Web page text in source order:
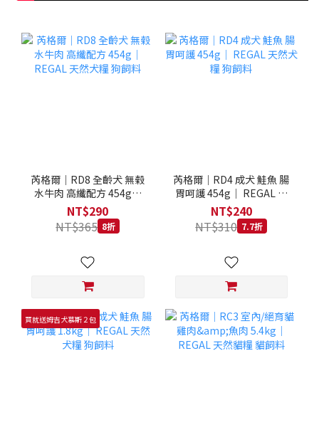
芮格爾｜RD8 全齡犬 無榖
水牛肉 高纖配方 454g｜
REGAL 天然犬糧 狗飼料
NT$290
NT$365 8折
芮格爾｜RD4 成犬 鮭魚 腸
胃呵護 454g｜ REGAL 天
然犬糧 狗飼料
NT$240
NT$310 7.7折
買就送姆吉犬慕斯２包